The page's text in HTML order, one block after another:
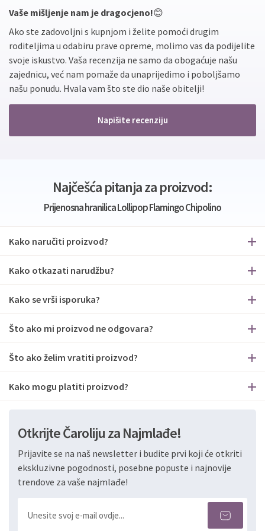
Vaše mišljenje nam je dragocjeno!😊
Ako ste zadovoljni s kupnjom i želite pomoći drugim
roditeljima u odabiru prave opreme, molimo vas da podijelite
svoje iskustvo. Vaša recenzija ne samo da obogaćuje našu
zajednicu, već nam pomaže da unaprijedimo i poboljšamo
našu ponudu. Hvala vam što ste dio naše obitelji!
Napišite recenziju
Najčešća pitanja za proizvod:
Prijenosna hranilica Lollipop Flamingo Chipolino
Kako naručiti proizvod?
Kako otkazati narudžbu?
Kako se vrši isporuka?
Što ako mi proizvod ne odgovara?
Što ako želim vratiti proizvod?
Kako mogu platiti proizvod?
Otkrijte Čaroliju za Najmlađe!
Prijavite se na naš newsletter i budite prvi koji će otkriti
ekskluzivne pogodnosti, posebne popuste i najnovije
trendove za vaše najmlađe!